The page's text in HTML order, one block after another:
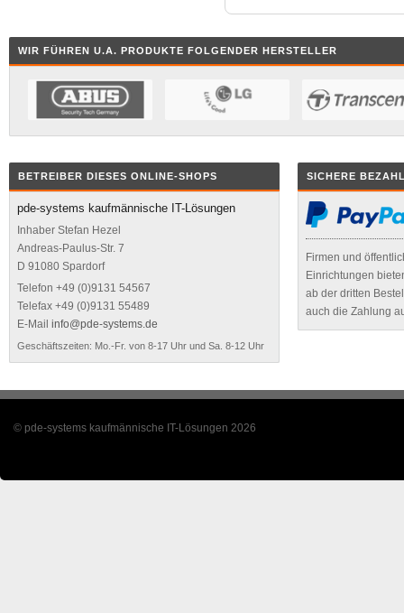
WIR FÜHREN U.A. PRODUKTE FOLGENDER HERSTELLER
BETREIBER DIESES ONLINE-SHOPS
pde-systems kaufmännische IT-Lösungen
Inhaber Stefan Hezel
Andreas-Paulus-Str. 7
D 91080 Spardorf
Telefon +49 (0)9131 54567
Telefax +49 (0)9131 55489
E-Mail info@pde-systems.de
Geschäftszeiten: Mo.-Fr. von 8-17 Uhr und Sa. 8-12 Uhr
SICHERE
Firmen und
Einrichtungen
ab der dritten
auch die Zahlung
© pde-systems kaufmännische IT-Lösungen 2026